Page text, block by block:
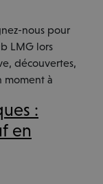
nous pour
LMG lors
découvertes,
moment à
:
en